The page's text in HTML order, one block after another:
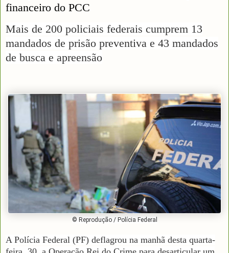
financeiro do PCC
Mais de 200 policiais federais cumprem 13
mandados de prisão preventiva e 43 mandados
de busca e apreensão
© Reprodução / Polícia Federal
A Polícia Federal (PF) deflagrou na manhã desta quarta-